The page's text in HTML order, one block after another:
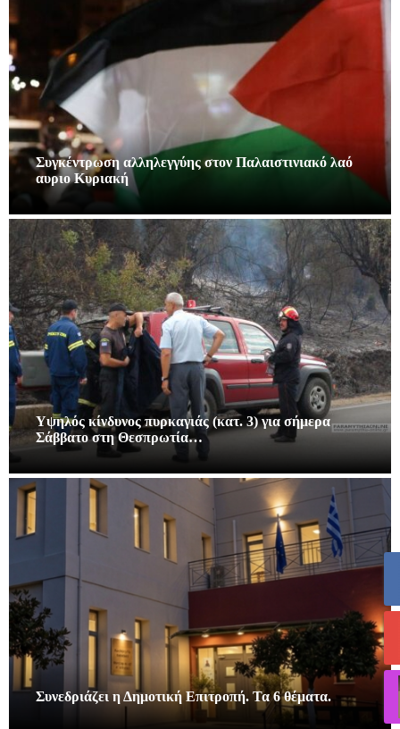
Συγκέντρωση αλληλεγγύης στον Παλαιστινιακό λαό
αυριο Κυριακή
Υψηλός κίνδυνος πυρκαγιάς (κατ. 3) για σήμερα
Σάββατο στη Θεσπρωτία…
Συνεδριάζει η Δημοτική Επιτροπή. Τα 6 θέματα.